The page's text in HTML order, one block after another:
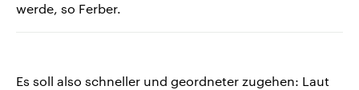
werde, so Ferber.
Es soll also schneller und geordneter zugehen: Laut